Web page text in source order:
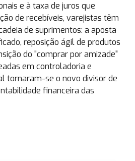
e à taxa de juros que
de recebíveis, varejistas têm
de suprimentos: a aposta
reposição ágil de produtos
do "comprar por amizade"
em controladoria e
tornaram-se o novo divisor de
financeira das